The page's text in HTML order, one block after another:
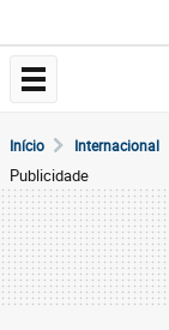
Início Internacional
Publicidade